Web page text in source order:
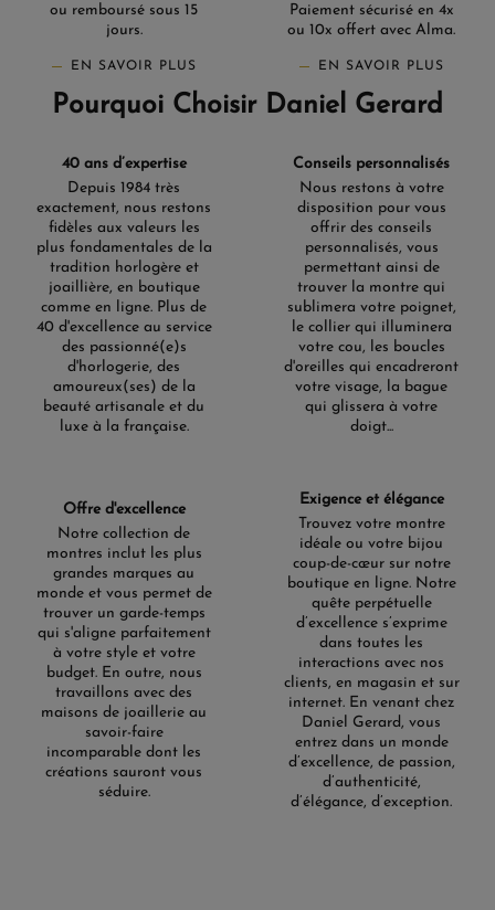
ou remboursé sous 15
jours.
EN SAVOIR PLUS
Paiement sécurisé en 4x
ou 10x offert avec Alma.
EN SAVOIR PLUS
Pourquoi Choisir Daniel Gerard
40 ans d’expertise
Depuis 1984 très
exactement, nous restons
fidèles aux valeurs les
plus fondamentales de la
tradition horlogère et
joaillière, en boutique
comme en ligne. Plus de
40 d'excellence au service
des passionné(e)s
d'horlogerie, des
amoureux(ses) de la
beauté artisanale et du
luxe à la française.
Conseils personnalisés
Nous restons à votre
disposition pour vous
offrir des conseils
personnalisés, vous
permettant ainsi de
trouver la montre qui
sublimera votre poignet,
le collier qui illuminera
votre cou, les boucles
d'oreilles qui encadreront
votre visage, la bague
qui glissera à votre
doigt...
Offre d'excellence
Notre collection de
montres inclut les plus
grandes marques au
monde et vous permet de
trouver un garde-temps
qui s'aligne parfaitement
à votre style et votre
budget. En outre, nous
travaillons avec des
maisons de joaillerie au
savoir-faire
incomparable dont les
créations sauront vous
séduire.
Exigence et élégance
Trouvez votre montre
idéale ou votre bijou
coup-de-cœur sur notre
boutique en ligne. Notre
quête perpétuelle
d’excellence s’exprime
dans toutes les
interactions avec nos
clients, en magasin et sur
internet. En venant chez
Daniel Gerard, vous
entrez dans un monde
d’excellence, de passion,
d’authenticité,
d’élégance, d’exception.